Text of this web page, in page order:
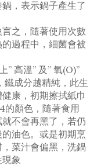
，表示鍋子產生了
之，隨著使用次數
過程中，細菌會被
” 高溫” 及” 氧(O)”
鐵成分越精純，此生
康，初期擦拭紙巾
的顏色，隨著食用
不會再黑了，若仍
油色。或是初期烹
菜汁會偏黑，洗鍋
象